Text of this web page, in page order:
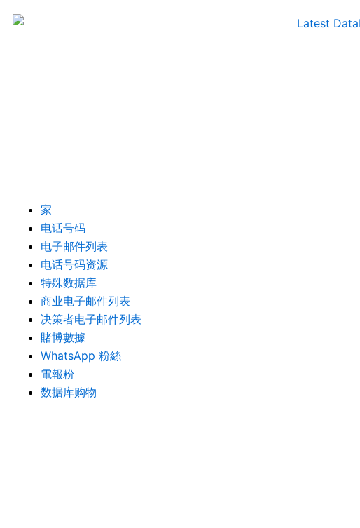
至
家
电话号码
电子邮件列表
电话号码资源
特殊数据库
商业电子邮件列表
决策者电子邮件列表
賭博數據
WhatsApp 粉絲
電報粉
数据库购物